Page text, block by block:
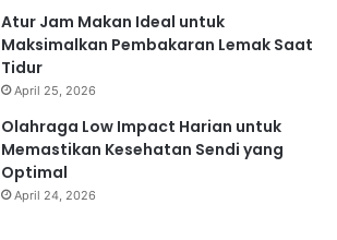
Atur Jam Makan Ideal untuk
Maksimalkan Pembakaran Lemak Saat
Tidur
April 25, 2026
Olahraga Low Impact Harian untuk
Memastikan Kesehatan Sendi yang
Optimal
April 24, 2026